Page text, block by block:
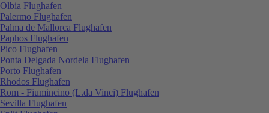
Olbia Flughafen
Palermo Flughafen
Palma de Mallorca Flughafen
Paphos Flughafen
Pico Flughafen
Ponta Delgada Nordela Flughafen
Porto Flughafen
Rhodos Flughafen
Rom - Fiumincino (L.da Vinci) Flughafen
Sevilla Flughafen